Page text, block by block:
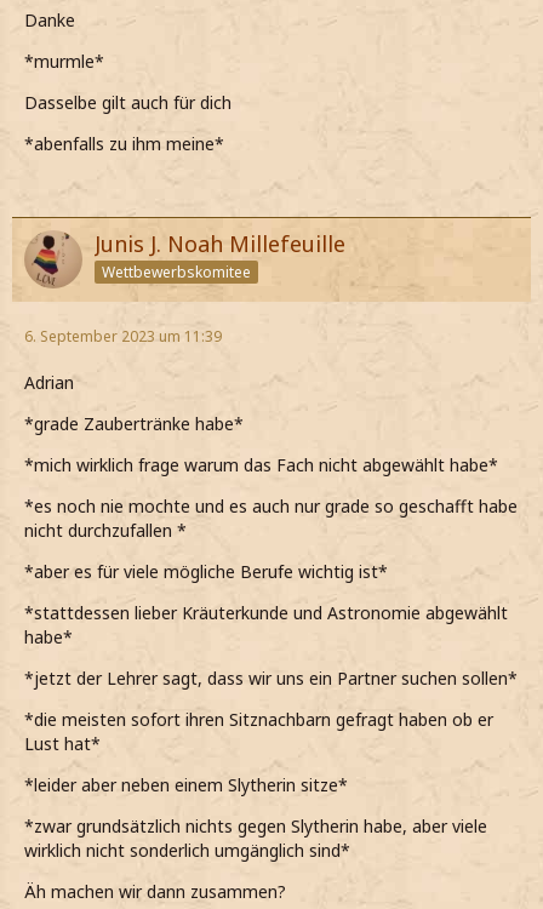
Danke
*murmle*
Dasselbe gilt auch für dich
*abenfalls zu ihm meine*
Junis J. Noah Millefeuille
Wettbewerbskomitee
6. September 2023 um 11:39
Adrian
*grade Zaubertränke habe*
*mich wirklich frage warum das Fach nicht abgewählt habe*
*es noch nie mochte und es auch nur grade so geschafft habe
nicht durchzufallen *
*aber es für viele mögliche Berufe wichtig ist*
*stattdessen lieber Kräuterkunde und Astronomie abgewählt
habe*
*jetzt der Lehrer sagt, dass wir uns ein Partner suchen sollen*
*die meisten sofort ihren Sitznachbarn gefragt haben ob er
Lust hat*
*leider aber neben einem Slytherin sitze*
*zwar grundsätzlich nichts gegen Slytherin habe, aber viele
wirklich nicht sonderlich umgänglich sind*
Äh machen wir dann zusammen?